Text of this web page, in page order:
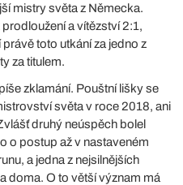
mistry světa z Německa.
a vítězství 2:1,
toto utkání za jedno z
za titulem.
zklamání. Pouštní lišky se
světa v roce 2018, ani
druhý neúspěch bolel
o postup až v nastaveném
a jedna z nejsilnějších
doma. O to větší význam má